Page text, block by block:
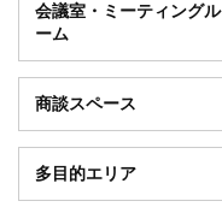
会議室・ミーティングル
ーム
商談スペース
多目的エリア